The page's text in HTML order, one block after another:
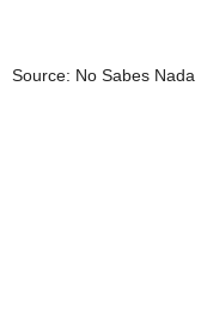
Source: No Sabes Nada